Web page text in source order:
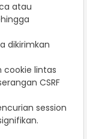
atau
dikirimkan
cookie lintas
CSRF
session